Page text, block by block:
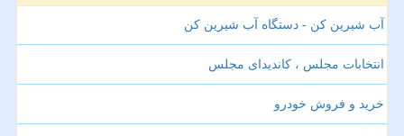
آب شیرین کن - دستگاه آب شیرین کن
انتخابات مجلس ، کاندیدای مجلس
خرید و فروش خودرو